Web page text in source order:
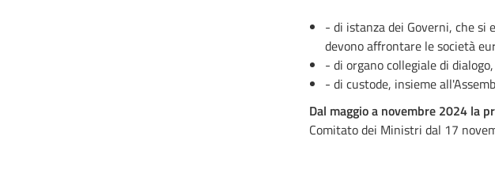
- di istanza dei Governi, che
devono affrontare le società
- di organo collegiale di
- di custode, insieme
Dal maggio a novembre 2024 la
Comitato dei Ministri dal 17